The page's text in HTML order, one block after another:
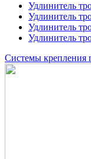
Удлинитель
Удлинитель
Удлинитель
Удлинитель
Системы крепления